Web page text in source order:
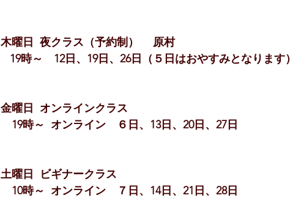
木曜日  夜クラス（予約制） 　原村
   19時～　12日、19日、26日（５日はおやすみとなります）
金曜日  オンラインクラス
19時～  オンライン　６日、13日、20日、27日
土曜日  ビギナークラス
10時～  オンライン　７日、14日、21日、28日